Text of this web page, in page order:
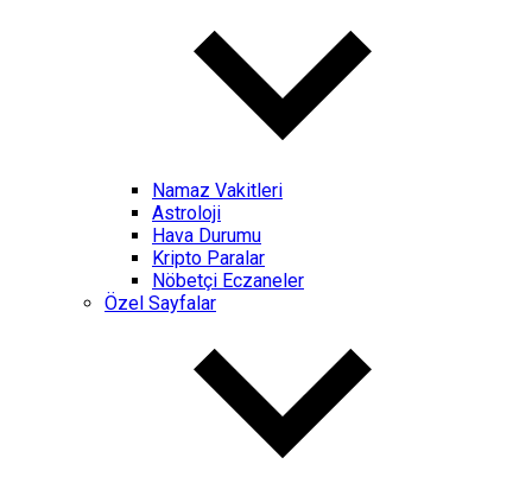
Namaz Vakitleri
Astroloji
Hava Durumu
Kripto Paralar
Nöbetçi Eczaneler
Özel Sayfalar